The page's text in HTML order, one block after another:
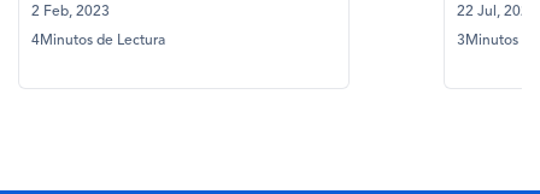
3Minutos de Lectura